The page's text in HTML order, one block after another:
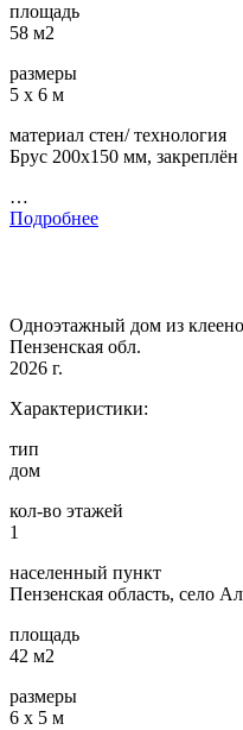
площадь
58 м2
размеры
5 х 6 м
материал стен/ технология
Брус 200х150 мм,
…
Подробнее
Одноэтажный дом из
Пензенская обл.
2026 г.
Характеристики:
тип
дом
кол-во этажей
1
населенный пункт
Пензенская область, село
площадь
42 м2
размеры
6 х 5 м